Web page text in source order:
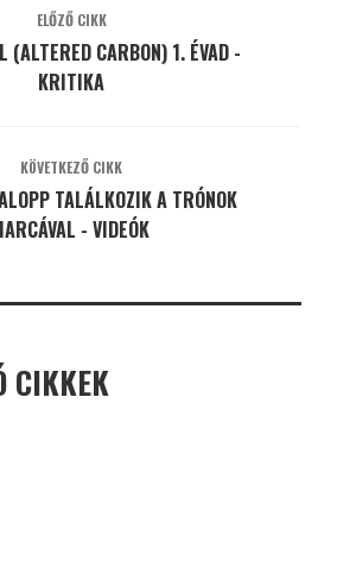
ELŐZŐ CIKK
(ALTERED CARBON) 1. ÉVAD -
KRITIKA
KÖVETKEZŐ CIKK
TALÁLKOZIK A TRÓNOK
- VIDEÓK
CIKKEK